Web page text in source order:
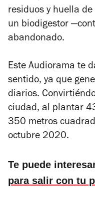
residuos y huella
un biodigestor
abandonado.
Este Audiorama te
sentido, ya que
diarios.
ciudad, al plantar
350 metros
octubre 2020.
Te puede
para salir con tu